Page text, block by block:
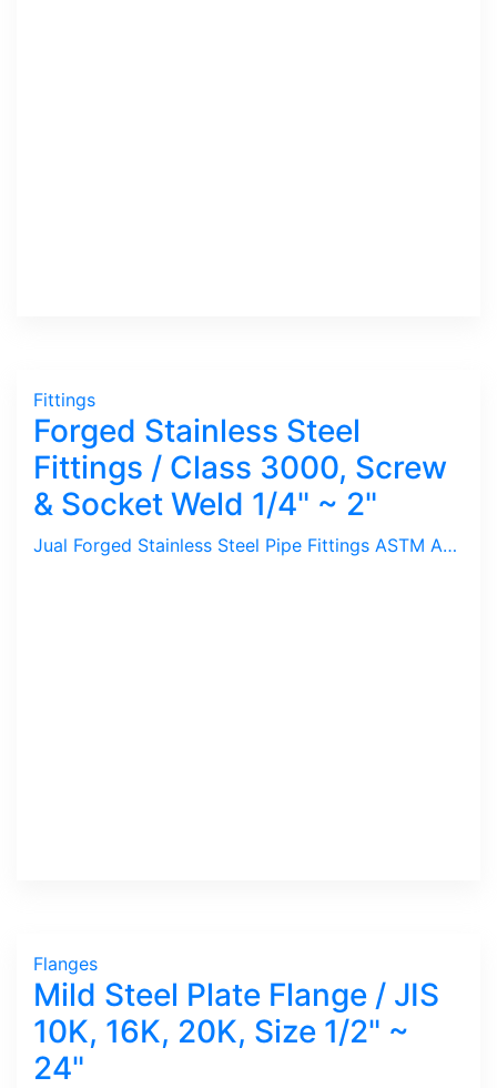
Fittings
Forged Stainless Steel
Fittings / Class 3000, Screw
& Socket Weld 1/4" ~ 2"
Jual Forged Stainless Steel Pipe Fittings ASTM A-182, SS 304L, 316. Dimension ASME B-16.11 / Elbow, Tee, Reducer, Bushing, Union, Nipple, Socket, Cross, Cap, Class 3000 dengan sambungan Drat / Ulir NPT atau Socket Weld. Ukuran 1/4", 1/2", 3/4", 1", 11/4", 11/2", 2", Merek SVF, Both-Well Sambungan pipa ini ideal untuk tekanan Tinggi dan di-gunakan untuk media Korosif.
Flanges
Mild Steel Plate Flange / JIS
10K, 16K, 20K, Size 1/2" ~
24"